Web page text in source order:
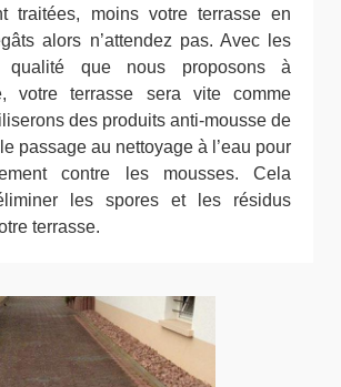
traitées, moins votre terrasse en
alors n’attendez pas. Avec les
qualité que nous proposons à
votre terrasse sera vite comme
des produits anti-mousse de
passage au nettoyage à l’eau pour
contre les mousses. Cela
les spores et les résidus
terrasse.